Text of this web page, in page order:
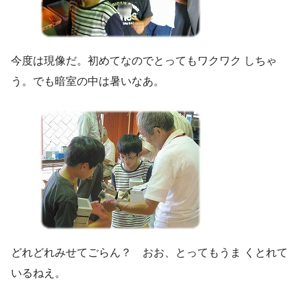
今度は現像だ。初めてなのでとってもワクワク しちゃ
う。でも暗室の中は暑いなあ。
どれどれみせてごらん？ おお、とってもうま くとれて
いるねえ。